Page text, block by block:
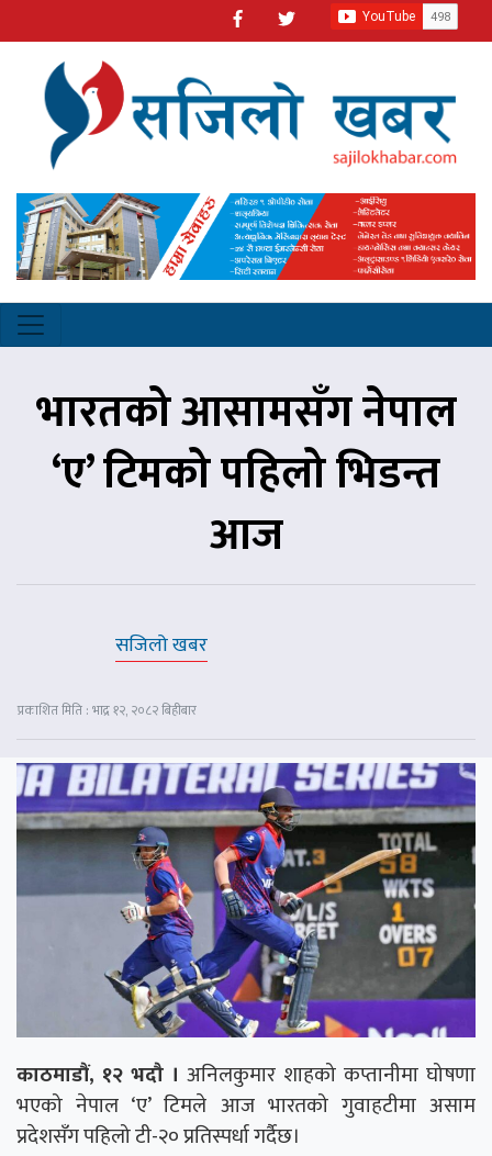
भारतको आसामसँग नेपाल
‘ए’ टिमको पहिलो भिडन्त
आज
सजिलो खबर
प्रकाशित मिति : भाद्र १२, २०८२ बिहीबार
काठमाडौं, १२ भदौ । अनिलकुमार शाहको कप्तानीमा घोषणा
भएको नेपाल ‘ए’ टिमले आज भारतको गुवाहटीमा असाम
प्रदेशसँग पहिलो टी-२० प्रतिस्पर्धा गर्दैछ।